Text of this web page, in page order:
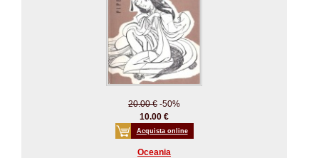
20.00 € -50%
10.00 €
Acquista online
Oceania